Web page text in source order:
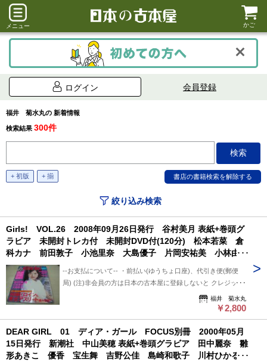
メニュー かご
ログイン 会員登録
福井 菊水丸の 新着情報
検索結果 300件
+ 初版 + 揃
絞り込み検索
Girls! VOL.26 2008年09月26日発行 谷村美月 表紙+巻頭グ
ラビア 未開封トレカ付 未開封DVD付(120分) 松本若菜 倉
科カナ 前田敦子 小池里奈 大島優子 片岡安祐美 小林由
佳 福井未菜 長谷川恵美 マイサ
--お支払について-- ・前払い(ゆうちょ口座)、代引き便(郵便
局) (注)非会員の方は日本の古本屋に登録しないと クレジット
決済利用出来ないと思います。 非会員の方は支払い方法を
「振込み」または「代金引換」でご利用下さい。 --状態につい
て-- 中古品ですので痛み (傷/汚れ/折れ/破れ/使用感等)は ある
ものとご理解/ご了承のうえ、 購入ご検討頂ければ幸いです。
--送料について-- ・レターパックライト 430円 ※追跡番号あ
り+保証なし+ポスト投函 ・レターパックプラス 600円 ※追
福井 菊水丸
￥2,800
DEAR GIRL 01 ディア・ガール FOCUS別冊 2000年05月
15日発行 新潮社 中山美穂 表紙+巻頭グラビア 田中麗奈 雛
形あきこ 優香 宝生舞 吉野公佳 島崎和歌子 川村ひかる